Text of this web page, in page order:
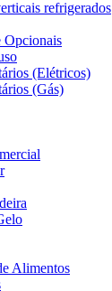
refrigerados
Opcionais
(Elétricos)
(Gás)
Alimentos